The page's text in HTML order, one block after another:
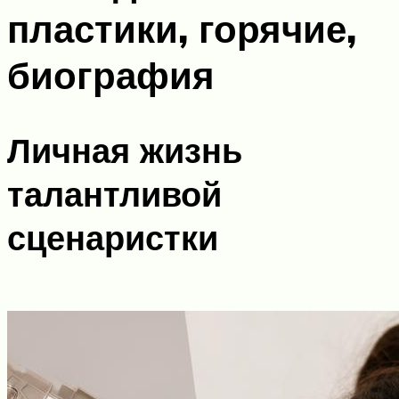
пластики, горячие,
биография
Личная жизнь
талантливой
сценаристки